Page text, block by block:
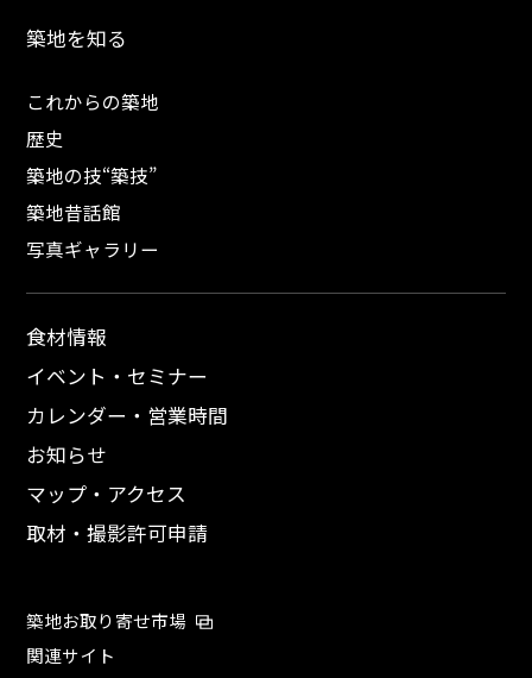
築地を知る
これからの築地
歴史
築地の技“築技”
築地昔話館
写真ギャラリー
食材情報
イベント・セミナー
カレンダー・営業時間
お知らせ
マップ・アクセス
取材・撮影許可申請
築地お取り寄せ市場
関連サイト